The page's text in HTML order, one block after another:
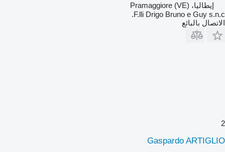
إيطاليا، Pramaggiore (VE)
F.lli Drigo Bruno e Guy s.n.c.
الاتصال بالبائع
2
Gaspardo ARTIGLIO